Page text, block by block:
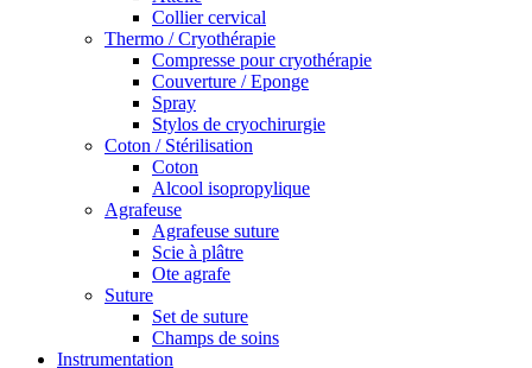
Collier cervical
Thermo / Cryothérapie
Compresse pour cryothérapie
Couverture / Eponge
Spray
Stylos de cryochirurgie
Coton / Stérilisation
Coton
Alcool isopropylique
Agrafeuse
Agrafeuse suture
Scie à plâtre
Ote agrafe
Suture
Set de suture
Champs de soins
Instrumentation